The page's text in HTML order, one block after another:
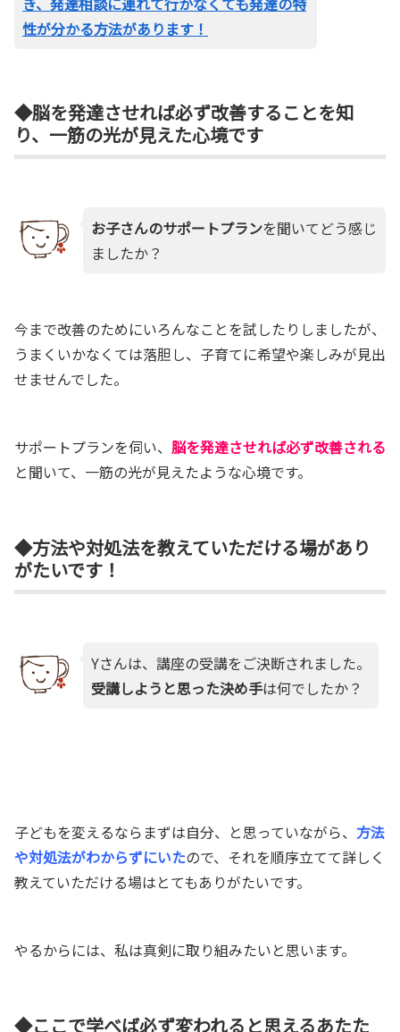
性が分かる方法があります！
◆脳を発達させれば必ず改善することを知
り、一筋の光が見えた心境です
お子さんのサポートプランを聞いてどう感じ
ましたか？
今まで改善のためにいろんなことを試したりしましたが、
うまくいかなくては落胆し、子育てに希望や楽しみが見出
せませんでした。
サポートプランを伺い、 脳を発達させれば必ず改善される
と聞いて、一筋の光が見えたような心境です。
◆方法や対処法を教えていただける場があり
がたいです！
Yさんは、講座の受講をご決断されました。
受講しようと思った決め手は何でしたか？
子どもを変えるならまずは自分、と思っていながら、 方法
や対処法がわからずにいたので、それを順序立てて詳しく
教えていただける場はとてもありがたいです。
やるからには、私は真剣に取り組みたいと思います。
◆ここで学べば必ず変われると思えるあたた